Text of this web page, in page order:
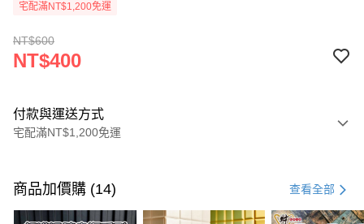
宅配滿NT$1,200免運
NT$600
NT$400
付款與運送方式
宅配滿NT$1,200免運
信用卡一次付款
信用卡分期付款
商品加價購 (14) 查看全部